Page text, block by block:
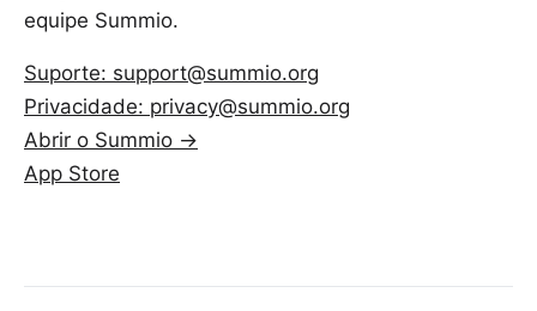
equipe Summio.
Suporte: support@summio.org
Privacidade: privacy@summio.org
Abrir o Summio →
App Store